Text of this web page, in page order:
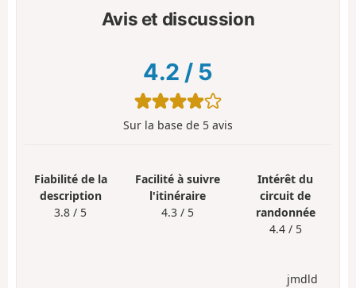
Avis et discussion
4.2 / 5
Sur la base de 5 avis
Fiabilité de la
description
3.8 / 5
Facilité à suivre
l'itinéraire
4.3 / 5
Intérêt du
circuit de
randonnée
4.4 / 5
jmdld